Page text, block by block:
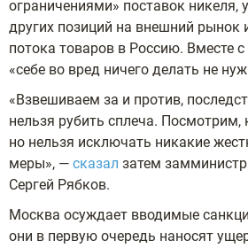
ограничениями» поставок никеля,
других позиций на внешний рынок
потока товаров в Россию. Вместе
«себе во вред ничего делать не
«Взвешиваем за и против,
нельзя рубить сплеча.
но нельзя исключать никакие
меры», — сказал затем
Сергей Рябков.
Москва осуждает вводимые
они в первую очередь наносят